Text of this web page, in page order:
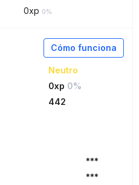
0xp 0%
Cómo funciona
Neutro
0xp 0%
442
***
***